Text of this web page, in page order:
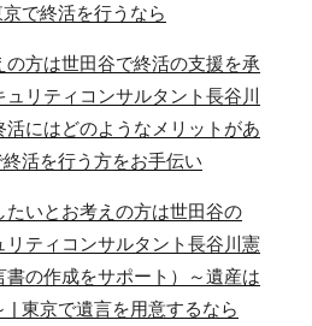
で終活を行うなら
方は世田谷で終活の支援を承
リティコンサルタント長谷川
にはどのようなメリットがあ
活を行う方をお手伝い
たいとお考えの方は世田谷の
リティコンサルタント長谷川憲
の作成をサポート）～遺産は
| 東京で遺言を用意するなら